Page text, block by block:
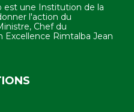
est une Institution de la
l'action du
Chef du
Rimtalba Jean